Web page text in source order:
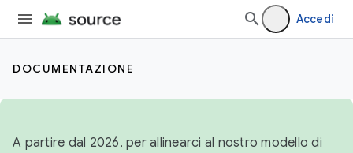
Accedi
DOCUMENTAZIONE
A partire dal 2026, per allinearci al nostro modello di